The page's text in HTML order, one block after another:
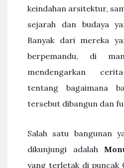
keindahan arsitektur,
sejarah dan budaya
Banyak dari mereka
berpemandu, di
mendengarkan
tentang bagaimana
tersebut dibangun dan
Salah satu bangunan
dikunjungi adalah
yang terletak di puncak